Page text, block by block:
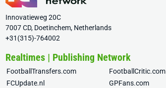
Innovatieweg 20C
7007 CD, Doetinchem, Netherlands
+31(315)-764002
Realtimes | Publishing Network
FootballTransfers.com
FootballCritic.com
FCUpdate.nl
GPFans.com